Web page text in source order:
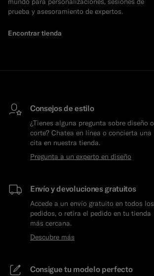
prueba y asesoramiento de expertos.
Encontrar tienda
Consejos de estilo
¿Tienes alguna pregunta sobre diseño o
corte? Chatea en línea o concierta una
cita en nuestra tienda.
Pregunta a un experto en diseño
Envío y devoluciones gratuitos
Accede a un envío gratuito en todos los
pedidos, o retira el pedido en tu tienda
más cercana.
Descubre más
Consigue tu modelo perfecto